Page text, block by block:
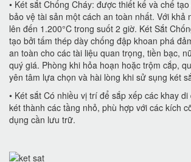
• Két sắt Chống Cháy: được thiết kế và chế
bảo vệ tài sản một cách an toàn nhất. Với khả
lên đến 1.200°C trong suốt 2 giờ. Két Sắt
tạo bởi tấm thép dày chống đập khoan phá
an toàn cho các tài liệu quan trọng, tiền bạc,
quý giá. Phòng khi hỏa hoạn hoặc trộm cắp,
yên tâm lựa chọn và hài lòng khi sử sụng két
• Két sắt Có nhiều vị trí để sắp xếp các khay
két thành các tầng nhỏ, phù hợp với các kích
dụng cần lưu trữ.